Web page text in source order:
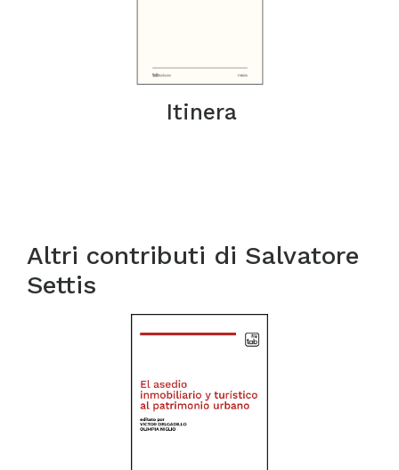
Itinera
Altri contributi di Salvatore
Settis